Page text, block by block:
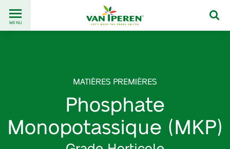
content
Back
to
MENU
MATIÈRES PREMIÈRES
Phosphate
Monopotassique (MKP)